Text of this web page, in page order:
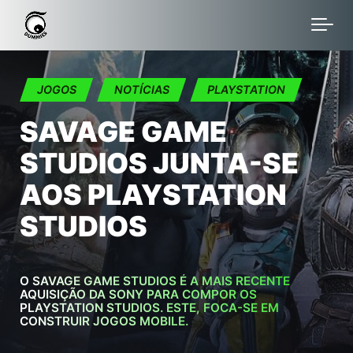
Skip to main content
JOGOS NOTÍCIAS PLAYSTATION
SAVAGE GAME
STUDIOS JUNTA-SE
AOS PLAYSTATION
STUDIOS
O SAVAGE GAME STUDIOS É A MAIS RECENTE
AQUISIÇÃO DA SONY PARA COMPOR OS
PLAYSTATION STUDIOS. ESTE, FOCA-SE EM
CONSTRUIR JOGOS MOBILE.